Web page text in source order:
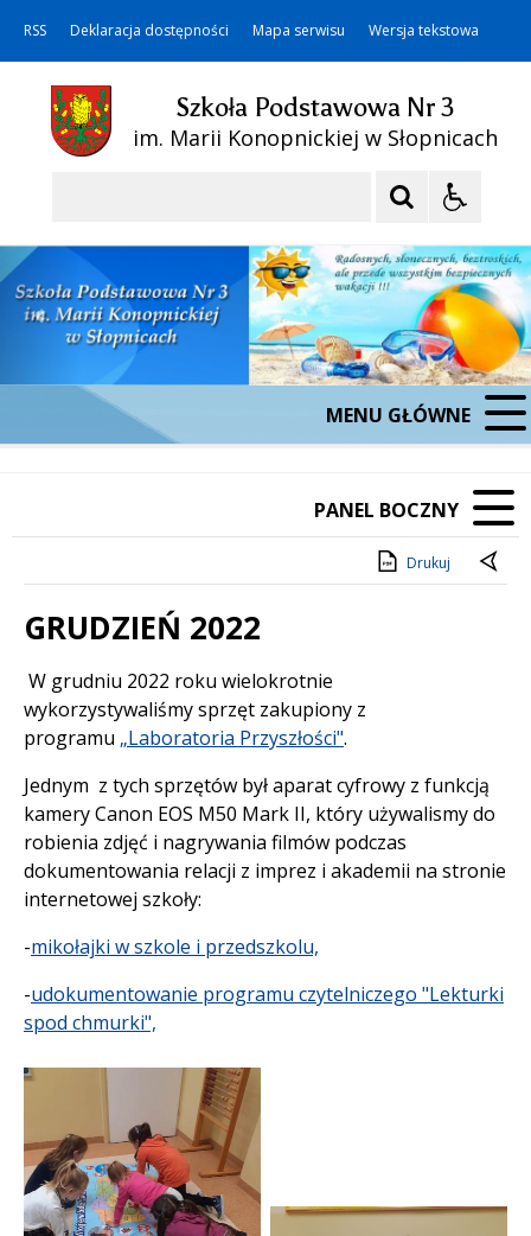
RSS Deklaracja dostępności Mapa serwisu Wersja tekstowa
Szkoła Podstawowa Nr 3
im. Marii Konopnickiej w Słopnicach
MENU GŁÓWNE
PANEL BOCZNY
Drukuj
GRUDZIEŃ 2022
Treść
W grudniu 2022 roku wielokrotnie
wykorzystywaliśmy sprzęt zakupiony z
programu „Laboratoria Przyszłości".
Jednym z tych sprzętów był aparat cyfrowy z funkcją
kamery Canon EOS M50 Mark II, który używalismy do
robienia zdjęć i nagrywania filmów podczas
dokumentowania relacji z imprez i akademii na stronie
internetowej szkoły:
-mikołajki w szkole i przedszkolu,
-udokumentowanie programu czytelniczego "Lekturki
spod chmurki",